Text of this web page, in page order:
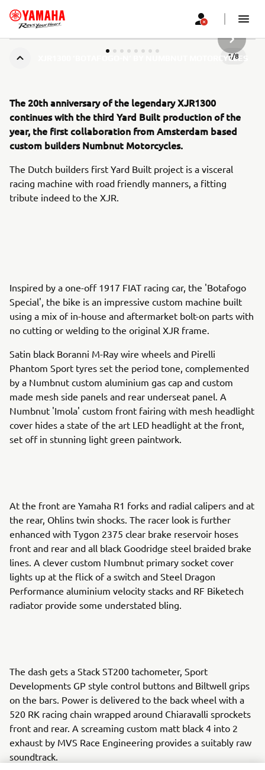
XJR1300 ‘BOTAFOGO-N’ BY NUMBNUT MOTORCYCLES
1/8
The 20th anniversary of the legendary XJR1300
continues with the third Yard Built production of the
year, the first collaboration from Amsterdam based
custom builders Numbnut Motorcycles.
The Dutch builders first Yard Built project is a visceral
racing machine with road friendly manners, a fitting
tribute indeed to the XJR.
Inspired by a one-off 1917 FIAT racing car, the 'Botafogo
Special', the bike is an impressive custom machine built
using a mix of in-house and aftermarket bolt-on parts with
no cutting or welding to the original XJR frame.
Satin black Boranni M-Ray wire wheels and Pirelli
Phantom Sport tyres set the period tone, complemented
by a Numbnut custom aluminium gas cap and custom
made mesh side panels and rear underseat panel. A
Numbnut 'Imola' custom front fairing with mesh headlight
cover hides a state of the art LED headlight at the front,
set off in stunning light green paintwork.
At the front are Yamaha R1 forks and radial calipers and at
the rear, Ohlins twin shocks. The racer look is further
enhanced with Tygon 2375 clear brake reservoir hoses
front and rear and all black Goodridge steel braided brake
lines. A clever custom Numbnut primary socket cover
lights up at the flick of a switch and Steel Dragon
Performance aluminium velocity stacks and RF Biketech
radiator provide some understated bling.
The dash gets a Stack ST200 tachometer, Sport
Developments GP style control buttons and Biltwell grips
on the bars. Power is delivered to the back wheel with a
520 RK racing chain wrapped around Chiaravalli sprockets
front and rear. A screaming custom matt black 4 into 2
exhaust by MVS Race Engineering provides a suitably raw
soundtrack.